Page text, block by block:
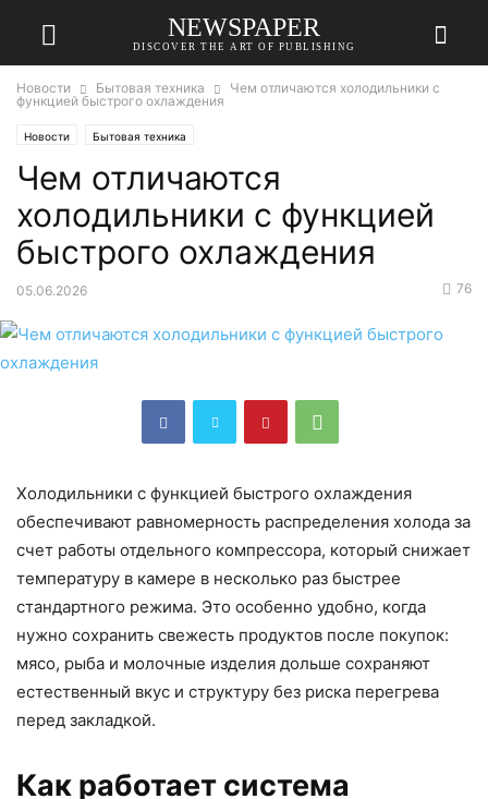
NEWSPAPER
DISCOVER THE ART OF PUBLISHING
Новости Бытовая техника
Чем отличаются холодильники с
функцией быстрого охлаждения
Новости Бытовая техника
Чем отличаются
холодильники с функцией
быстрого охлаждения
05.06.2026 76
Холодильники с функцией быстрого охлаждения
обеспечивают равномерность распределения холода за
счет работы отдельного компрессора, который снижает
температуру в камере в несколько раз быстрее
стандартного режима. Это особенно удобно, когда
нужно сохранить свежесть продуктов после покупок:
мясо, рыба и молочные изделия дольше сохраняют
естественный вкус и структуру без риска перегрева
перед закладкой.
Как работает система